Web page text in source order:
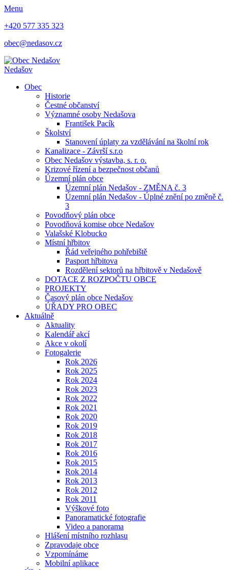
Menu
+420 577 335 323
obec@nedasov.cz
Nedašov
Obec
Historie
Čestné občanství
Významné osoby Nedašova
František Pacík
Školství
Stanovení úplaty za vzdělávání na školní rok
Kanalizace - Závrší s.r.o
Obec Nedašov výstavba, s. r. o.
Krizové řízení a bezpečnost občanů
Územní plán obce
Územní plán Nedašov - ZMĚNA č. 3
Územní plán Nedašov - Úplné znění po změně č.
3
Povodňový plán obce
Povodňová komise obce Nedašov
Valašské Klobucko
Místní hřbitov
Řád veřejného pohřebiště
Pasport hřbitova
Rozdělení sektorů na hřbitově v Nedašově
DOTACE Z ROZPOČTU OBCE
PROJEKTY
Časový plán obce Nedašov
ÚŘADY PRO OBEC
Aktuálně
Aktuality
Kalendář akcí
Akce v okolí
Fotogalerie
Rok 2026
Rok 2025
Rok 2024
Rok 2023
Rok 2022
Rok 2021
Rok 2020
Rok 2019
Rok 2018
Rok 2017
Rok 2016
Rok 2015
Rok 2014
Rok 2013
Rok 2012
Rok 2011
Výškové foto
Panoramatické fotografie
Video a panorama
Hlášení místního rozhlasu
Zpravodaje obce
Vzpomínáme
Mobilní aplikace